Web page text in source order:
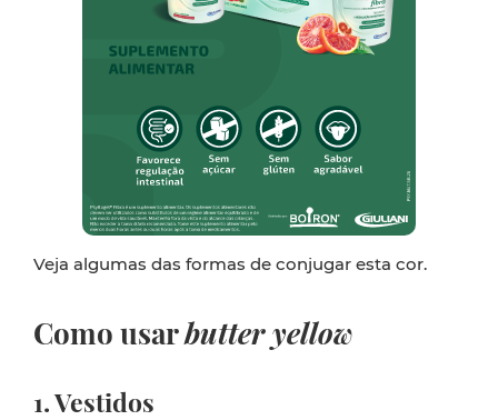
Veja algumas das formas de conjugar esta cor.
Como usarbutter yellow
1. Vestidos